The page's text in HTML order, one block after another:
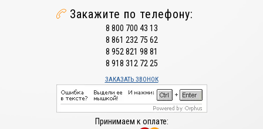
Закажите по телефону:
8 800 700 43 13
8 861 232 75 62
8 952 821 98 81
8 918 312 72 25
ЗАКАЗАТЬ ЗВОНОК
Принимаем к оплате: